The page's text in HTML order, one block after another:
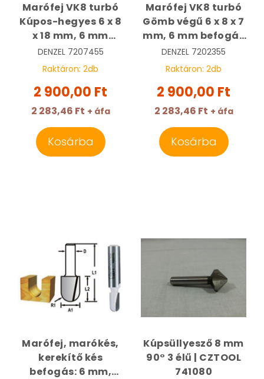
Marófej VK8 turbó
Kúpos-hegyes 6 x 8
x 18 mm, 6 mm
befogás | DENZEL
7207455
DENZEL 7207455
Raktáron: 2db
2 900,00 Ft
2 283,46 Ft + áfa
Kosárba
Marófej VK8 turbó
Gömb végű 6 x 8 x 7
mm, 6 mm befogás
| DENZEL 7202355
DENZEL 7202355
Raktáron: 2db
2 900,00 Ft
2 283,46 Ft + áfa
Kosárba
Marófej, marókés,
kerekítő kés
befogás: 6 mm,
Kúpsüllyesző 8 mm
90° 3 élű | CZTOOL
741080